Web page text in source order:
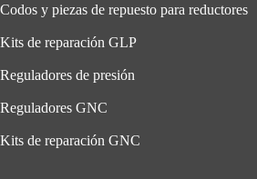
Codos y piezas de repuesto para reductores
Kits de reparación GLP
Reguladores de presión
Reguladores GNC
Kits de reparación GNC